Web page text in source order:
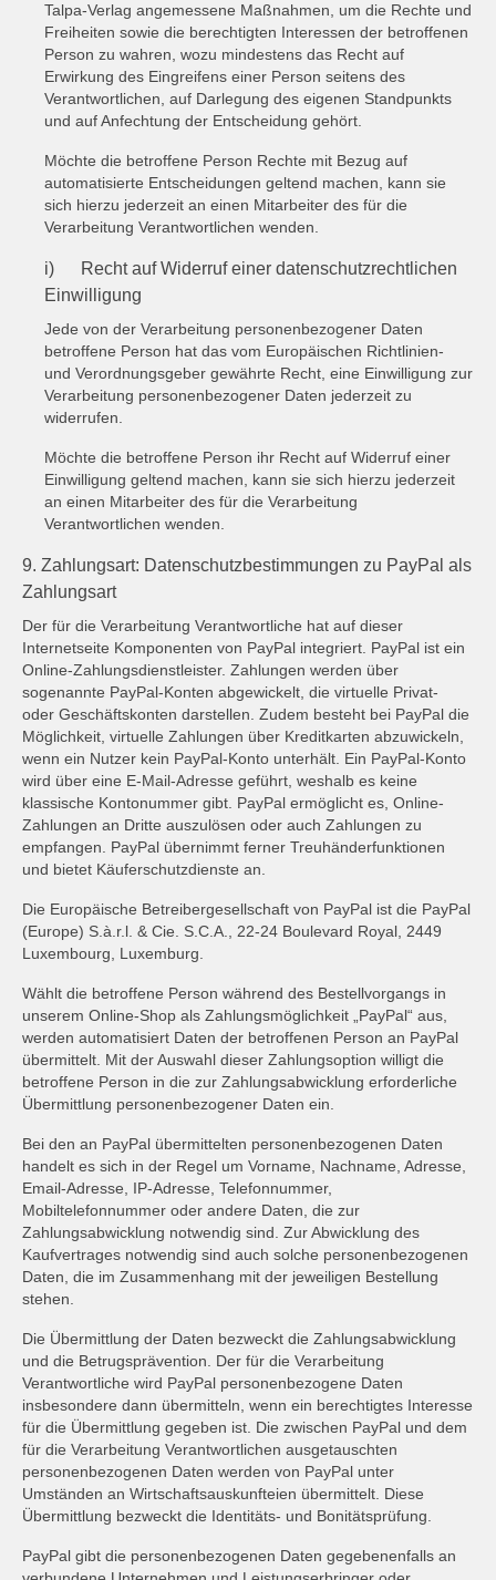
Talpa-Verlag angemessene Maßnahmen, um die Rechte und
Freiheiten sowie die berechtigten Interessen der betroffenen
Person zu wahren, wozu mindestens das Recht auf
Erwirkung des Eingreifens einer Person seitens des
Verantwortlichen, auf Darlegung des eigenen Standpunkts
und auf Anfechtung der Entscheidung gehört.
Möchte die betroffene Person Rechte mit Bezug auf
automatisierte Entscheidungen geltend machen, kann sie
sich hierzu jederzeit an einen Mitarbeiter des für die
Verarbeitung Verantwortlichen wenden.
i) Recht auf Widerruf einer datenschutzrechtlichen
Einwilligung
Jede von der Verarbeitung personenbezogener Daten
betroffene Person hat das vom Europäischen Richtlinien-
und Verordnungsgeber gewährte Recht, eine Einwilligung zur
Verarbeitung personenbezogener Daten jederzeit zu
widerrufen.
Möchte die betroffene Person ihr Recht auf Widerruf einer
Einwilligung geltend machen, kann sie sich hierzu jederzeit
an einen Mitarbeiter des für die Verarbeitung
Verantwortlichen wenden.
9. Zahlungsart: Datenschutzbestimmungen zu PayPal als
Zahlungsart
Der für die Verarbeitung Verantwortliche hat auf dieser
Internetseite Komponenten von PayPal integriert. PayPal ist ein
Online-Zahlungsdienstleister. Zahlungen werden über
sogenannte PayPal-Konten abgewickelt, die virtuelle Privat-
oder Geschäftskonten darstellen. Zudem besteht bei PayPal die
Möglichkeit, virtuelle Zahlungen über Kreditkarten abzuwickeln,
wenn ein Nutzer kein PayPal-Konto unterhält. Ein PayPal-Konto
wird über eine E-Mail-Adresse geführt, weshalb es keine
klassische Kontonummer gibt. PayPal ermöglicht es, Online-
Zahlungen an Dritte auszulösen oder auch Zahlungen zu
empfangen. PayPal übernimmt ferner Treuhänderfunktionen
und bietet Käuferschutzdienste an.
Die Europäische Betreibergesellschaft von PayPal ist die PayPal
(Europe) S.à.r.l. & Cie. S.C.A., 22-24 Boulevard Royal, 2449
Luxembourg, Luxemburg.
Wählt die betroffene Person während des Bestellvorgangs in
unserem Online-Shop als Zahlungsmöglichkeit „PayPal“ aus,
werden automatisiert Daten der betroffenen Person an PayPal
übermittelt. Mit der Auswahl dieser Zahlungsoption willigt die
betroffene Person in die zur Zahlungsabwicklung erforderliche
Übermittlung personenbezogener Daten ein.
Bei den an PayPal übermittelten personenbezogenen Daten
handelt es sich in der Regel um Vorname, Nachname, Adresse,
Email-Adresse, IP-Adresse, Telefonnummer,
Mobiltelefonnummer oder andere Daten, die zur
Zahlungsabwicklung notwendig sind. Zur Abwicklung des
Kaufvertrages notwendig sind auch solche personenbezogenen
Daten, die im Zusammenhang mit der jeweiligen Bestellung
stehen.
Die Übermittlung der Daten bezweckt die Zahlungsabwicklung
und die Betrugsprävention. Der für die Verarbeitung
Verantwortliche wird PayPal personenbezogene Daten
insbesondere dann übermitteln, wenn ein berechtigtes Interesse
für die Übermittlung gegeben ist. Die zwischen PayPal und dem
für die Verarbeitung Verantwortlichen ausgetauschten
personenbezogenen Daten werden von PayPal unter
Umständen an Wirtschaftsauskunfteien übermittelt. Diese
Übermittlung bezweckt die Identitäts- und Bonitätsprüfung.
PayPal gibt die personenbezogenen Daten gegebenenfalls an